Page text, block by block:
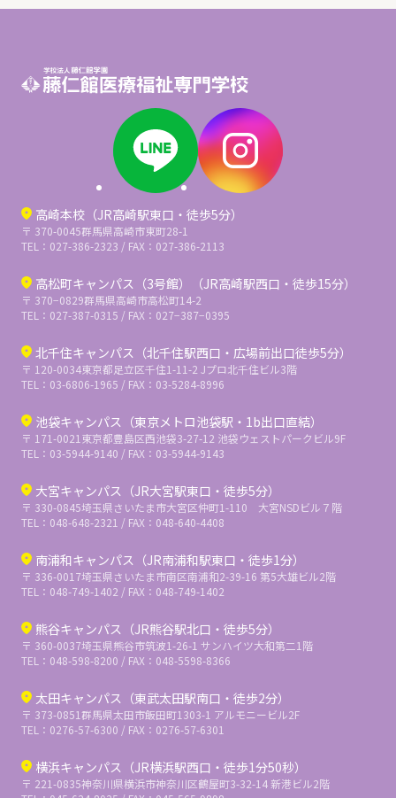
高崎本校（JR高崎駅東口・徒歩5分）
〒 370-0045群馬県高崎市東町28-1
TEL：027-386-2323 / FAX：027-386-2113
高松町キャンパス（3号館）（JR高崎駅西口・徒歩15分）
〒 370−0829群馬県高崎市高松町14-2
TEL：027-387-0315 / FAX：027−387−0395
北千住キャンパス（北千住駅西口・広場前出口徒歩5分）
〒 120-0034東京都足立区千住1-11-2 Jプロ北千住ビル3階
TEL：03-6806-1965 / FAX：03-5284-8996
池袋キャンパス（東京メトロ池袋駅・1b出口直結）
〒 171-0021東京都豊島区西池袋3-27-12 池袋ウェストパークビル9F
TEL：03-5944-9140 / FAX：03-5944-9143
大宮キャンパス（JR大宮駅東口・徒歩5分）
〒 330-0845埼玉県さいたま市大宮区仲町1-110 大宮NSDビル７階
TEL：048-648-2321 / FAX：048-640-4408
南浦和キャンパス（JR南浦和駅東口・徒歩1分）
〒 336-0017埼玉県さいたま市南区南浦和2-39-16 第5大雄ビル2階
TEL：048-749-1402 / FAX：048-749-1402
熊谷キャンパス（JR熊谷駅北口・徒歩5分）
〒 360-0037埼玉県熊谷市筑波1-26-1 サンハイツ大和第二1階
TEL：048-598-8200 / FAX：048-5598-8366
太田キャンパス（東武太田駅南口・徒歩2分）
〒 373-0851群馬県太田市飯田町1303-1 アルモニービル2F
TEL：0276-57-6300 / FAX：0276-57-6301
横浜キャンパス（JR横浜駅西口・徒歩1分50秒）
〒 221-0835神奈川県横浜市神奈川区鶴屋町3-32-14 新港ビル2階